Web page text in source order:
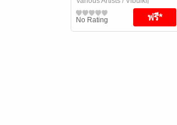
Publishing
นิตยสารการ์ตูนและเกม
No Rating